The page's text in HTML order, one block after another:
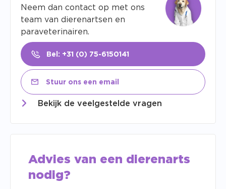
Neem dan contact op met ons
team van dierenartsen en
paraveterinairen.
Bel: +31 (0) 75-6150141
Stuur ons een email
Bekijk de veelgestelde vragen
Advies van een dierenarts
nodig?